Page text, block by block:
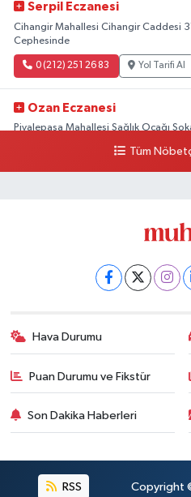
Serpil Eczanesi
Cihangir Mahallesi Cihangir Caddesi
Cephesinde
0 (212) 251 26 83 Yol Tarifi Al
Ozan Eczanesi
Piyalepaşa Mahallesi Sağlık Ocağı
Yol Tarifi Al
Tüm
Hava Durumu
Puan Durumu ve Fikstür
Son Dakika Haberleri
RSS Copyright